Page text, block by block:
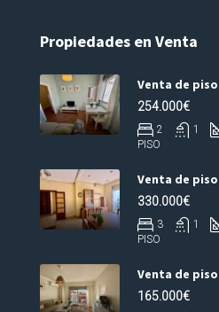
Propiedades en Venta
Venta de
254.000€
2 1
PISO
Venta de
330.000€
3 1
PISO
Venta de
165.000€